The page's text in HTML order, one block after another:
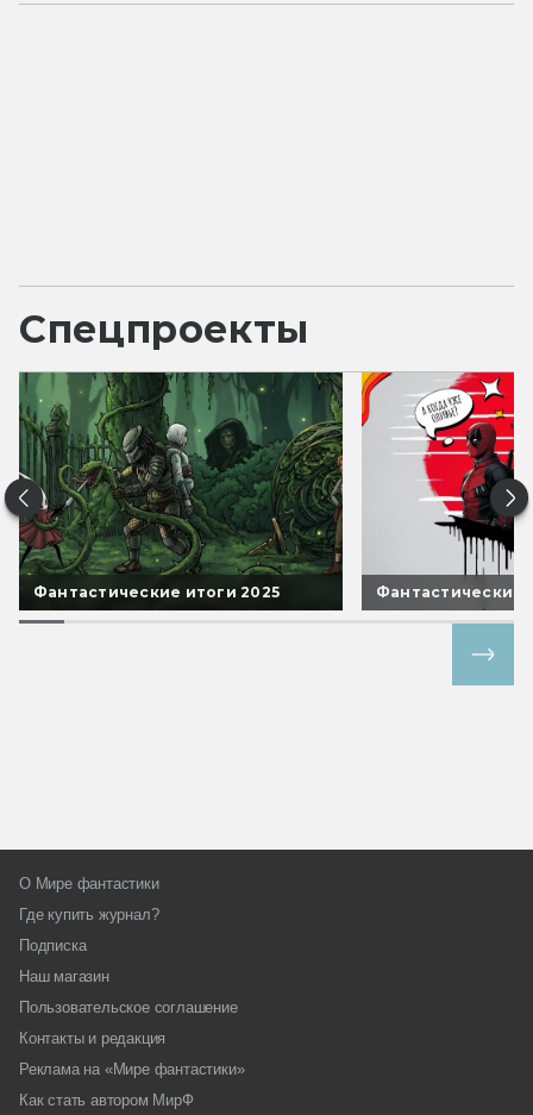
Спецпроекты
Фантастические итоги 2025 Фантастические
О Мире фантастики
Где купить журнал?
Подписка
Наш магазин
Пользовательское соглашение
Контакты и редакция
Реклама на «Мире фантастики»
Как стать автором МирФ